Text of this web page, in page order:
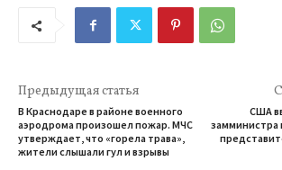
Предыдущая статья
В Краснодаре в районе военного
аэродрома произошел пожар. МЧС
утверждает, что «горела трава»,
жители слышали гул и взрывы
США
замминистра